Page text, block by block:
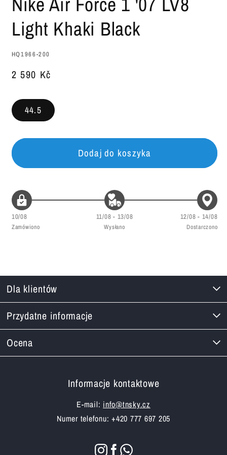
modalnym
Light Khaki Black
SKU:
HQ1966-200
Cena
2 590 Kč
44.5
Dodaj do koszyka
10/08
Zamówiono
11/08 - 13/08
Wysłano
12/08 - 14/08
Dostarczono
Dla klientów
Przydatne informacje
Ocena
Informacje kontaktowe
E-mail: info@tnsky.cz
Numer telefonu: +420 777 697 205